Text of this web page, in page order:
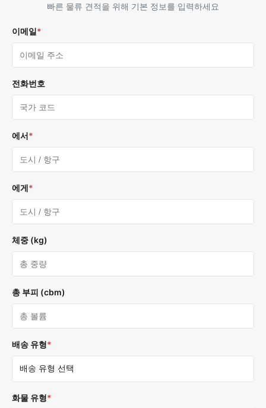
빠른 물류 견적을 위해 기본 정보를 입력하세요
이메일*
전화번호
에서*
에게*
체중 (kg)
총 부피 (cbm)
배송 유형*
화물 유형*